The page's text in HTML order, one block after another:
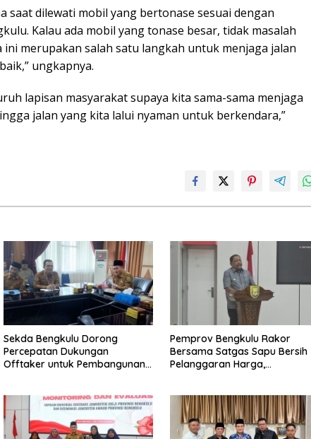
saat dilewati mobil yang bertonase sesuai dengan
Kalau ada mobil yang tonase besar, tidak masalah
merupakan salah satu langkah untuk menjaga jalan
ungkapnya.
lapisan masyarakat supaya kita sama-sama menjaga
jalan yang kita lalui nyaman untuk berkendara,”
Sekda Bengkulu Dorong
Percepatan Dukungan
Offtaker untuk Pembangunan
Pemprov Bengkulu Rakor
Bersama Satgas Sapu Bersih
Pelanggaran Harga,
Sorotan